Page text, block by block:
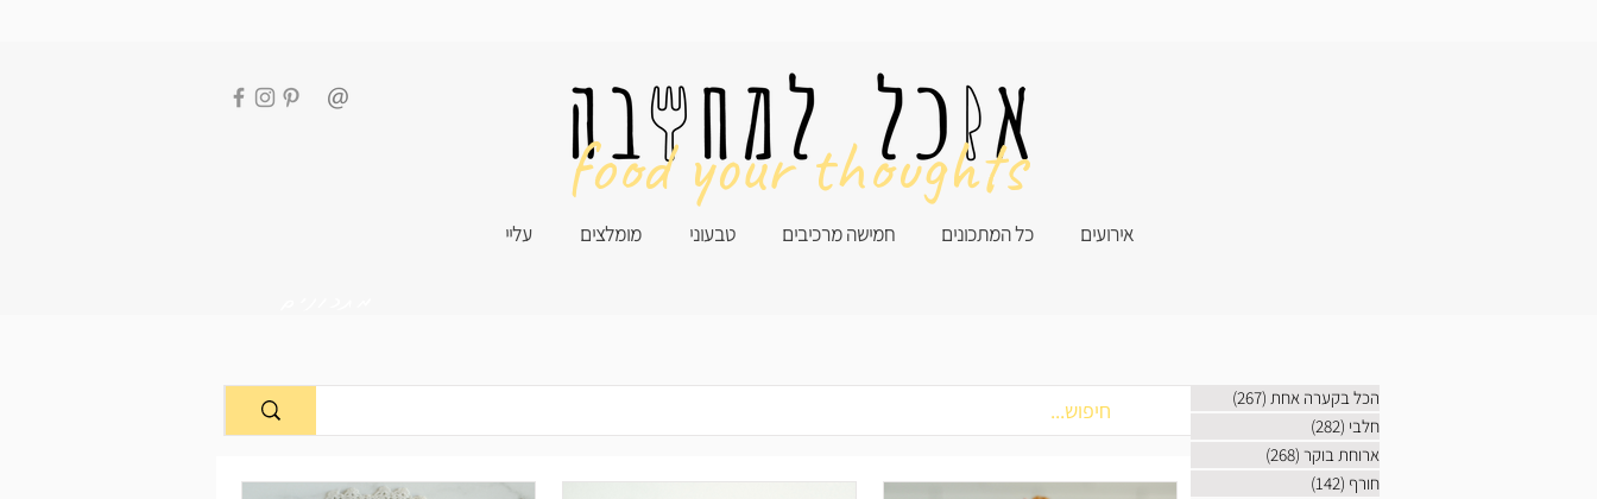
עליי מומלצים טבעוני חמישה מרכיבים כל המתכונים אירועים
food your thoughts
הכל בקערה אחת (267)
חלבי (282)
ארוחת בוקר (268)
חורף (142)